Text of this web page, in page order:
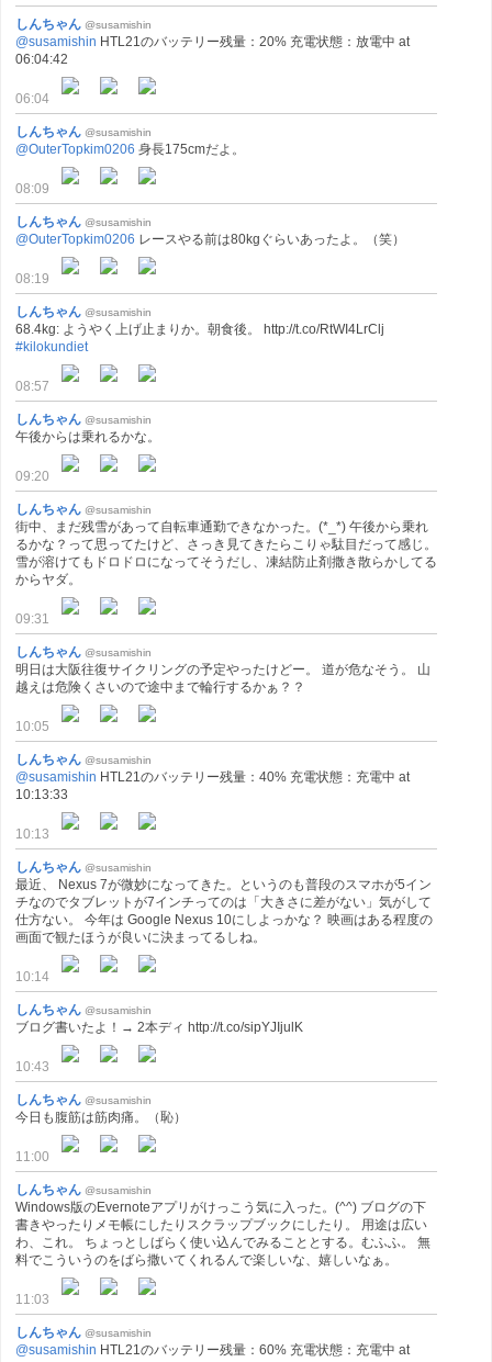
しんちゃん @susamishin
@susamishin HTL21のバッテリー残量：20% 充電状態：放電中 at
06:04:42
06:04
しんちゃん @susamishin
@OuterTopkim0206 身長175cmだよ。
08:09
しんちゃん @susamishin
@OuterTopkim0206 レースやる前は80kgぐらいあったよ。（笑）
08:19
しんちゃん @susamishin
68.4kg: ようやく上げ止まりか。朝食後。 http://t.co/RtWI4LrClj
#kilokundiet
08:57
しんちゃん @susamishin
午後からは乗れるかな。
09:20
しんちゃん @susamishin
街中、まだ残雪があって自転車通勤できなかった。(*_*) 午後から乗れ
るかな？って思ってたけど、さっき見てきたらこりゃ駄目だって感じ。
雪が溶けてもドロドロになってそうだし、凍結防止剤撒き散らかしてる
からヤダ。
09:31
しんちゃん @susamishin
明日は大阪往復サイクリングの予定やったけどー。 道が危なそう。 山
越えは危険くさいので途中まで輪行するかぁ？？
10:05
しんちゃん @susamishin
@susamishin HTL21のバッテリー残量：40% 充電状態：充電中 at
10:13:33
10:13
しんちゃん @susamishin
最近、 Nexus 7が微妙になってきた。というのも普段のスマホが5イン
チなのでタブレットが7インチってのは「大きさに差がない」気がして
仕方ない。 今年は Google Nexus 10にしよっかな？ 映画はある程度の
画面で観たほうが良いに決まってるしね。
10:14
しんちゃん @susamishin
ブログ書いたよ！→ 2本ディ http://t.co/sipYJIjulK
10:43
しんちゃん @susamishin
今日も腹筋は筋肉痛。（恥）
11:00
しんちゃん @susamishin
Windows版のEvernoteアプリがけっこう気に入った。(^^) ブログの下
書きやったりメモ帳にしたりスクラップブックにしたり。 用途は広い
わ、これ。 ちょっとしばらく使い込んでみることとする。むふふ。 無
料でこういうのをばら撒いてくれるんで楽しいな、嬉しいなぁ。
11:03
しんちゃん @susamishin
@susamishin HTL21のバッテリー残量：60% 充電状態：充電中 at